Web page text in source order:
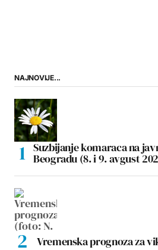
NAJNOVIJE...
Suzbijanje komaraca na
Beogradu (8. i 9. avgust
Vremenska prognoza za